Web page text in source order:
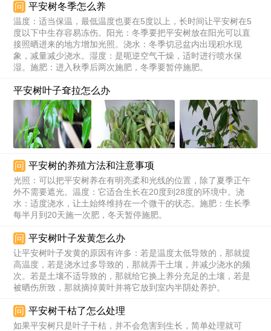
问 平安树冬季怎么养
温度：适当保温，最低温度也要在5度以上，长时间让平安树在5
度以下中生存容易冻伤。阳光：冬季要把平安树放在阳光可以直
接照晒进来的地方增加光照。浇水：冬季切忌盆内出现积水现
象，减量减少浇水。湿度：是呃逆空气干燥，适时进行喷水保
湿。施肥：进入秋季后两次施肥，冬季要暂停施肥。
平安树叶子耷拉怎么办
问 平安树的养殖方法和注意事项
光照：可以把平安树养在有明亮柔和光线的位置，除了夏季正午
外不需要遮光。温度：它适合生长在20度到28度的环境中。浇
水：适度浇水，让土始终维持在一个微干的状态。施肥：生长季
每半月到20天施一次肥，冬天暂停施肥。
问 平安树叶子发黄怎么办
让平安树叶子发黄的原因有许多：若是温度太低导致的，那就提
高温度，若是浇水过多导致的，那就弄干土壤，并减少浇水的频
次。若是土壤不适导致的，那就给它换上养分充足的土壤，若是
被晒伤所致，那就摘掉黄叶并将它放到室内半阴处养护。
问 平安树干枯了怎么处理
如果平安树只是叶子干枯，并不会危害到生长，简单处理就可